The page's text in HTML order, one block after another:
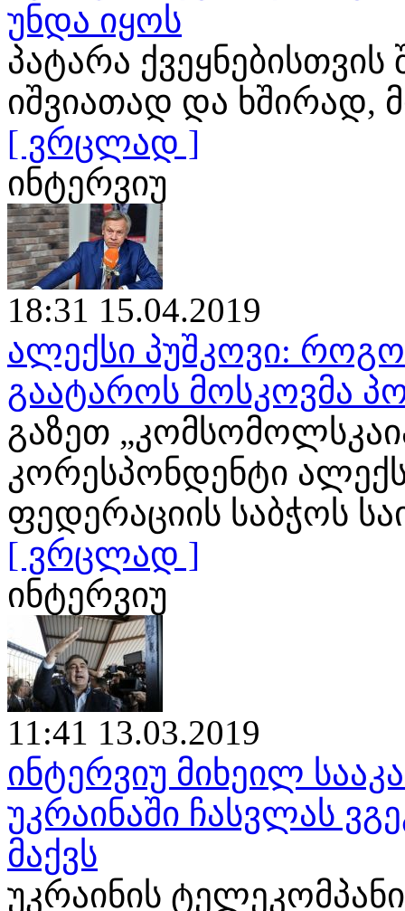
უნდა იყოს
პატარა
იშვიათად და
[ ვრცლად ]
ინტერვიუ
18:31 15.04.2019
ალექსი პუშკოვი:
გაატაროს მოსკოვმა
გაზეთ
კორესპონდენტი
ფედერაციის საბჭოს
[ ვრცლად ]
ინტერვიუ
11:41 13.03.2019
ინტერვიუ მიხეილ
უკრაინაში ჩასვლას
მაქვს
უკრაინის